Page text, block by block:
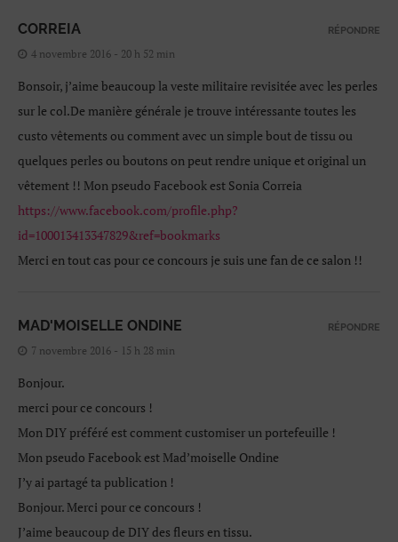
CORREIA
4 novembre 2016 - 20 h 52 min
Bonsoir, j’aime beaucoup la veste militaire revisitée avec les perles
sur le col.De manière générale je trouve intéressante toutes les
custo vêtements ou comment avec un simple bout de tissu ou
quelques perles ou boutons on peut rendre unique et original un
vêtement !! Mon pseudo Facebook est Sonia Correia
https://www.facebook.com/profile.php?
id=100013413347829&ref=bookmarks
Merci en tout cas pour ce concours je suis une fan de ce salon !!
RÉPONDRE
MAD'MOISELLE ONDINE
7 novembre 2016 - 15 h 28 min
Bonjour.
merci pour ce concours !
Mon DIY préféré est comment customiser un portefeuille !
Mon pseudo Facebook est Mad’moiselle Ondine
J’y ai partagé ta publication !
Bonjour. Merci pour ce concours !
J’aime beaucoup de DIY des fleurs en tissu.
RÉPONDRE